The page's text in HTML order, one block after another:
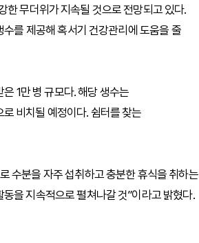
한 무더위가 지속될 것으로 전망되고 있다.
를 제공해 혹서기 건강관리에 도움을 줄
1만 병 규모다. 해당 생수는
비치될 예정이다. 쉼터를 찾는
수분을 자주 섭취하고 충분한 휴식을 취하는
을 지속적으로 펼쳐나갈 것”이라고 밝혔다.